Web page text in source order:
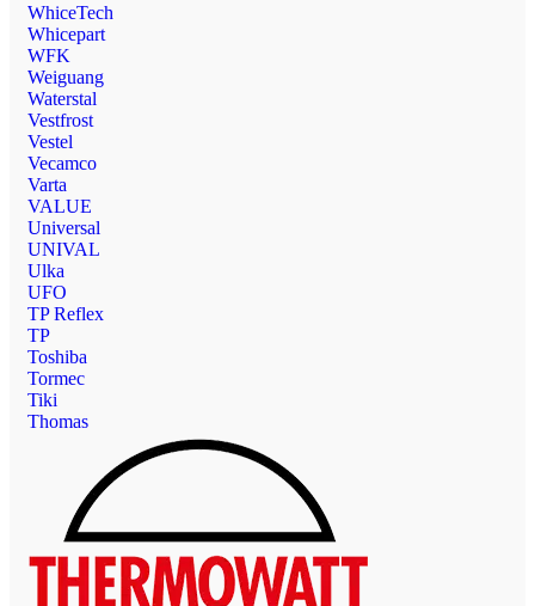
WhiceTech
Whicepart
WFK
Weiguang
Waterstal
Vestfrost
Vestel
Vecamco
Varta
VALUE
Universal
UNIVAL
Ulka
UFO
TP Reflex
TP
Toshiba
Tormec
Tiki
Thomas